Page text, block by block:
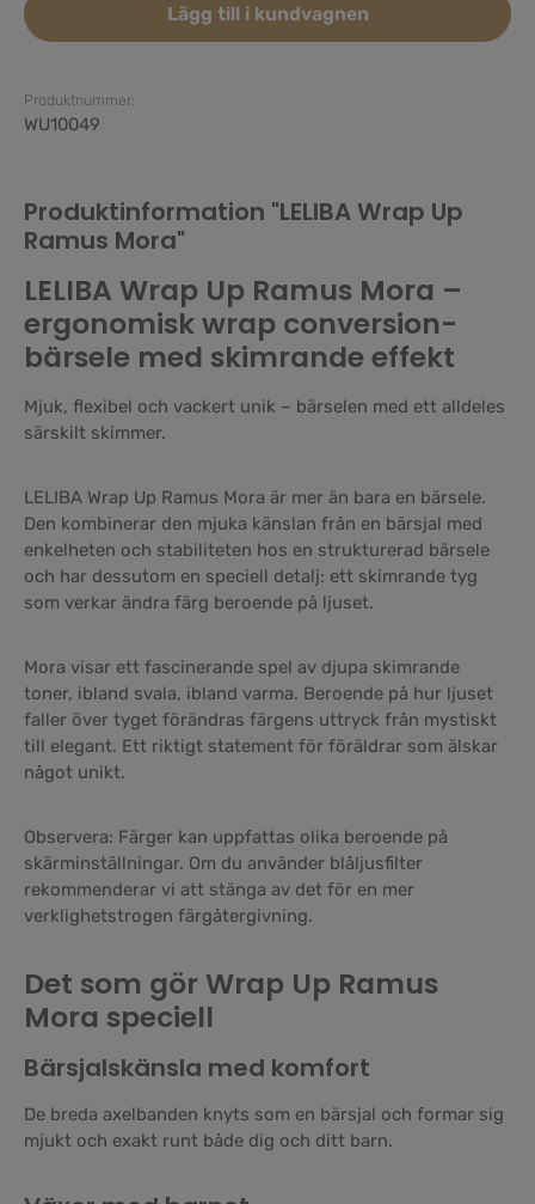
Lägg till i kundvagnen
Produktnummer:
WU10049
Produktinformation "LELIBA Wrap Up
Ramus Mora"
LELIBA Wrap Up Ramus Mora –
ergonomisk wrap conversion-
bärsele med skimrande effekt
Mjuk, flexibel och vackert unik – bärselen med ett alldeles
särskilt skimmer.
LELIBA Wrap Up Ramus Mora är mer än bara en bärsele.
Den kombinerar den mjuka känslan från en bärsjal med
enkelheten och stabiliteten hos en strukturerad bärsele
och har dessutom en speciell detalj: ett skimrande tyg
som verkar ändra färg beroende på ljuset.
Mora visar ett fascinerande spel av djupa skimrande
toner, ibland svala, ibland varma. Beroende på hur ljuset
faller över tyget förändras färgens uttryck från mystiskt
till elegant. Ett riktigt statement för föräldrar som älskar
något unikt.
Observera: Färger kan uppfattas olika beroende på
skärminställningar. Om du använder blåljusfilter
rekommenderar vi att stänga av det för en mer
verklighetstrogen färgåtergivning.
Det som gör Wrap Up Ramus
Mora speciell
Bärsjalskänsla med komfort
De breda axelbanden knyts som en bärsjal och formar sig
mjukt och exakt runt både dig och ditt barn.